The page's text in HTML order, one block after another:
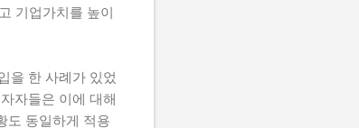
기업가치를 높이
을 한 사례가 있었
자들은 이에 대해
도 동일하게 적용